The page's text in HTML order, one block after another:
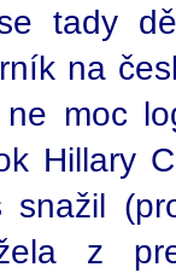
tady
na
moc
Hillary
snažil
z